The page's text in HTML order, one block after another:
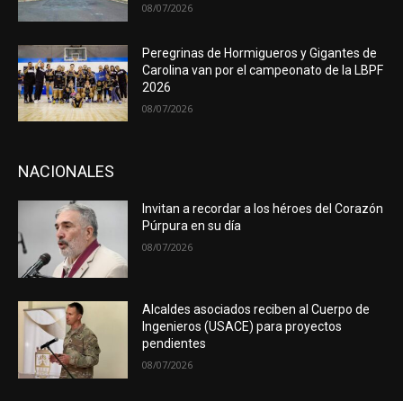
08/07/2026
Peregrinas de Hormigueros y Gigantes de
Carolina van por el campeonato de la LBPF
2026
08/07/2026
NACIONALES
Invitan a recordar a los héroes del Corazón
Púrpura en su día
08/07/2026
Alcaldes asociados reciben al Cuerpo de
Ingenieros (USACE) para proyectos
pendientes
08/07/2026